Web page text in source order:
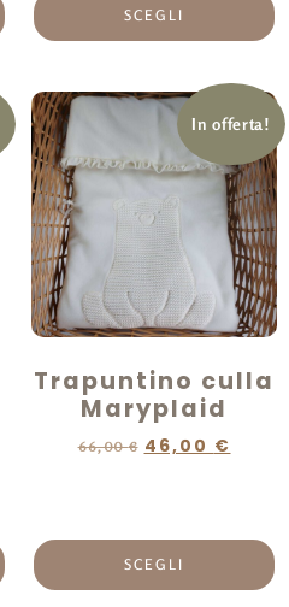
SCEGLI
In offerta!
Trapuntino culla
Maryplaid
66,00€ 46,00 €
SCEGLI